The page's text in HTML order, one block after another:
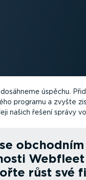
úspěchu.
programu a zvyšte
našich řešení správy
Webfleet
růst své